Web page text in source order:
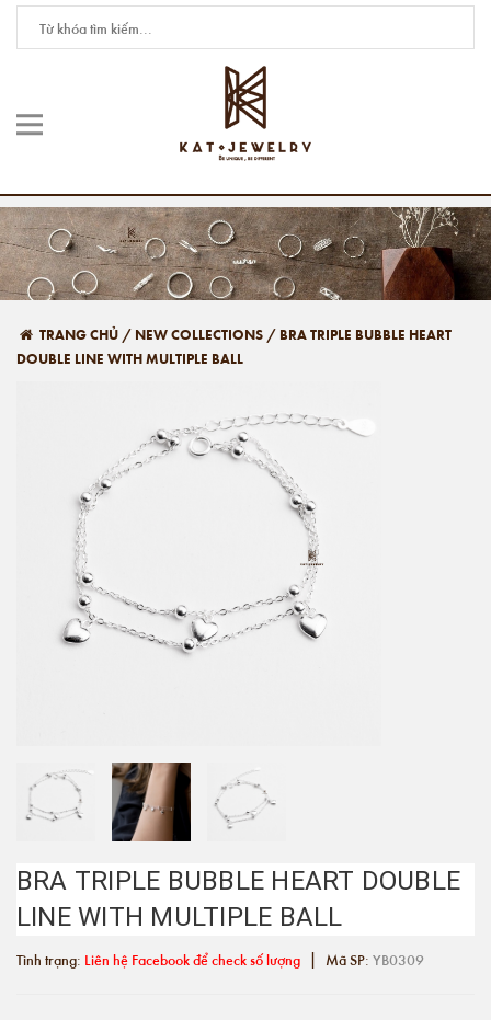
TRANG CHỦ / NEW COLLECTIONS / BRA TRIPLE BUBBLE HEART
DOUBLE LINE WITH MULTIPLE BALL
BRA TRIPLE BUBBLE HEART DOUBLE
LINE WITH MULTIPLE BALL
Tình trạng: Liên hệ Facebook để check số lượng | Mã SP: YB0309